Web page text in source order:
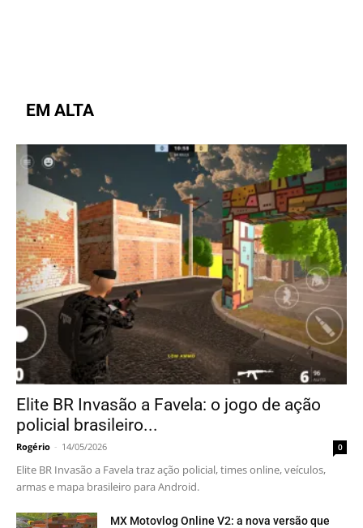
EM ALTA
Elite BR Invasão a Favela: o jogo de ação
policial brasileiro...
Rogério - 14/05/2026 0
Elite BR Invasão a Favela traz ação policial, times online, veículos,
armas e mapa brasileiro para Android.
MX Motovlog Online V2: a nova versão que